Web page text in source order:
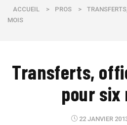
ACCUEIL > PROS >
MOIS
Transferts,
pour six
22 JANVIER